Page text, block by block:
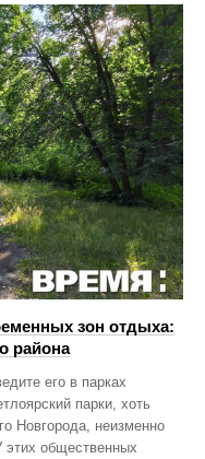
зон отдыха:
района
его в парках
парки, хоть
Новгорода, неизменно
этих общественных